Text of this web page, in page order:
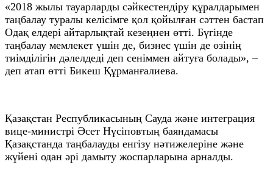
«2018 жылы тауарларды сәйкестендіру құралдарымен
таңбалау туралы келісімге қол қойылған сәттен бастап
Одақ елдері айтарлықтай кезеңнен өтті. Бүгінде
таңбалау мемлекет үшін де, бизнес үшін де өзінің
тиімділігін дәлелдеді деп сеніммен айтуға болады», –
деп атап өтті Бикеш Құрманғалиева.
Қазақстан Республикасының Сауда және интеграция
вице-министрі Әсет Нүсіповтың баяндамасы
Қазақстанда таңбалауды енгізу нәтижелеріне және
жүйені одан әрі дамыту жоспарларына арналды.